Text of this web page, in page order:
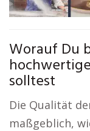
Worauf Du
solltest
Die Qualität
maßgeblich,